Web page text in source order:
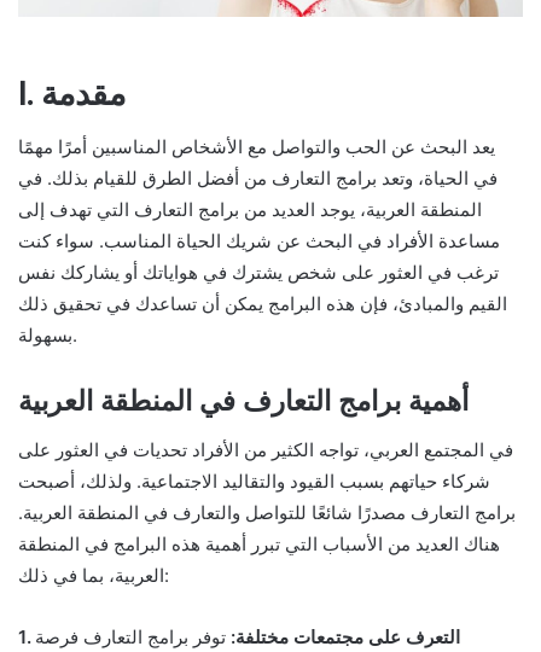
I. مقدمة
يعد البحث عن الحب والتواصل مع الأشخاص المناسبين أمرًا مهمًا
في الحياة، وتعد برامج التعارف من أفضل الطرق للقيام بذلك. في
المنطقة العربية، يوجد العديد من برامج التعارف التي تهدف إلى
مساعدة الأفراد في البحث عن شريك الحياة المناسب. سواء كنت
ترغب في العثور على شخص يشترك في هواياتك أو يشاركك نفس
القيم والمبادئ، فإن هذه البرامج يمكن أن تساعدك في تحقيق ذلك
بسهولة.
أهمية برامج التعارف في المنطقة العربية
في المجتمع العربي، تواجه الكثير من الأفراد تحديات في العثور على
شركاء حياتهم بسبب القيود والتقاليد الاجتماعية. ولذلك، أصبحت
برامج التعارف مصدرًا شائعًا للتواصل والتعارف في المنطقة العربية.
هناك العديد من الأسباب التي تبرر أهمية هذه البرامج في المنطقة
العربية، بما في ذلك:
1. التعرف على مجتمعات مختلفة: توفر برامج التعارف فرصة